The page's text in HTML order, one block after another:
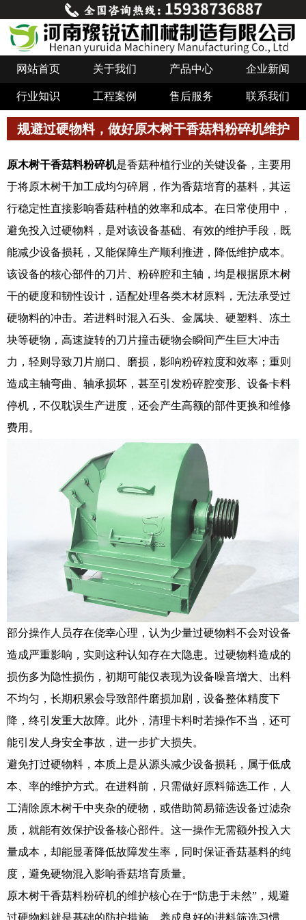
网站首页 关于我们 产品中心 企业新闻
行业知识 工程案例 售后服务 联系我们
规避过硬物料，做好原木树干香菇料粉碎机维护
原木树干香菇料粉碎机是香菇种植行业的关键设备，主要用
于将原木树干加工成均匀碎屑，作为香菇培育的基料，其运
行稳定性直接影响香菇种植的效率和成本。在日常使用中，
避免投入过硬物料，是对该设备基础、有效的维护手段，既
能减少设备损耗，又能保障生产顺利推进，降低维护成本。
该设备的核心部件的刀片、粉碎腔和主轴，均是根据原木树
干的硬度和韧性设计，适配处理各类木材原料，无法承受过
硬物料的冲击。若进料时混入石头、金属块、硬塑料、冻土
块等硬物，高速旋转的刀片撞击硬物会瞬间产生巨大冲击
力，轻则导致刀片崩口、磨损，影响粉碎粒度和效率；重则
造成主轴弯曲、轴承损坏，甚至引发粉碎腔变形、设备卡料
停机，不仅耽误生产进度，还会产生高额的部件更换和维修
费用。
部分操作人员存在侥幸心理，认为少量过硬物料不会对设备
造成严重影响，实则这种认知存在大隐患。过硬物料造成的
损伤多为隐性损伤，初期可能仅表现为设备噪音增大、出料
不均匀，长期积累会导致部件磨损加剧，设备整体精度下
降，终引发重大故障。此外，清理卡料时若操作不当，还可
能引发人身安全事故，进一步扩大损失。
避免打过硬物料，本质上是从源头减少设备损耗，属于低成
本、率的维护方式。在进料前，只需做好原料筛选工作，人
工清除原木树干中夹杂的硬物，或借助简易筛选设备过滤杂
质，就能有效保护设备核心部件。这一操作无需额外投入大
量成本，却能显著降低故障发生率，同时保证香菇基料的纯
度，避免硬物混入影响香菇培育质量。
原木树干香菇料粉碎机的维护核心在于“防患于未然”，规避
过硬物料就是基础的防护措施。养成良好的进料筛选习惯，